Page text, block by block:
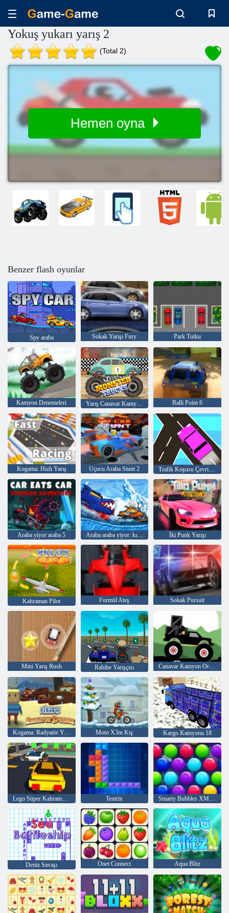
Yokuş yukarı yarış 2
(Total 2)
Hemen oyna
Benzer flash oyunlar
Spy araba Sokak Yarışı Fury Park Tutku
Kamyon Denemeleri Yarış Canavar Kamyonları Ralli Point 6
Kogama: Hızlı Yarış Uçucu Araba Stunt 2 Trafik Koşusu Çevrimiçi
Araba yiyor araba 5 Araba araba yiyor: kış macera İki Punk Yarışı
Kahraman Pilot Formül Ateş Sokak Pursuit
Mini Yarış Rush Rahibe Yarışçısı Canavar Kamyon Orman Teslimi
Kogama: Radyatör Yayları Moto X3m Kış Kargo Kamyonu 18
Lego Süper Kahraman Yarışı Tentrix Smarty Bubbles XMas Sürümü
Deniz Savaşı Onet Connect Aqua Blitz